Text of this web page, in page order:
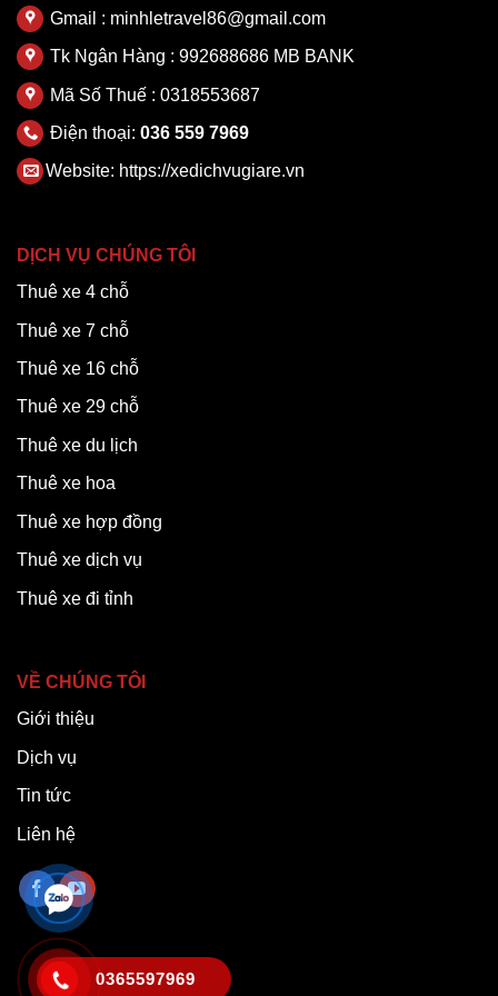
Gmail : minhletravel86@gmail.com
Tk Ngân Hàng : 992688686 MB BANK
Mã Số Thuế : 0318553687
Điện thoại: 036 559 7969
Website: https://xedichvugiare.vn
DỊCH VỤ CHÚNG TÔI
Thuê xe 4 chỗ
Thuê xe 7 chỗ
Thuê xe 16 chỗ
Thuê xe 29 chỗ
Thuê xe du lịch
Thuê xe hoa
Thuê xe hợp đồng
Thuê xe dịch vụ
Thuê xe đi tỉnh
VỀ CHÚNG TÔI
Giới thiệu
Dịch vụ
Tin tức
Liên hệ
0365597969